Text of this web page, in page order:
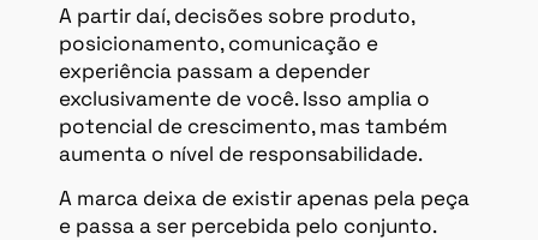
A partir daí, decisões sobre produto,
posicionamento, comunicação e
experiência passam a depender
exclusivamente de você. Isso amplia o
potencial de crescimento, mas também
aumenta o nível de responsabilidade.
A marca deixa de existir apenas pela peça
e passa a ser percebida pelo conjunto.